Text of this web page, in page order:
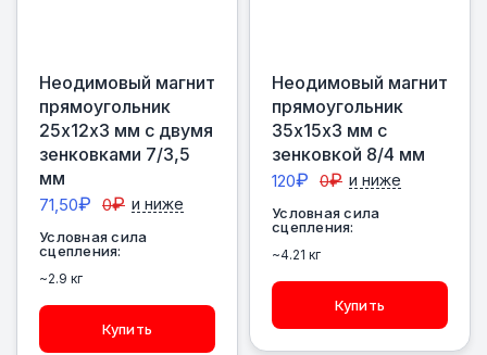
Неодимовый магнит
прямоугольник
25х12х3 мм с двумя
зенковками 7/3,5
мм
71,50₽ 0₽ и ниже
Условная сила
сцепления:
~2.9 кг
Купить
Неодимовый магнит
прямоугольник
35х15х3 мм с
зенковкой 8/4 мм
120₽ 0₽ и ниже
Условная сила
сцепления:
~4.21 кг
Купить